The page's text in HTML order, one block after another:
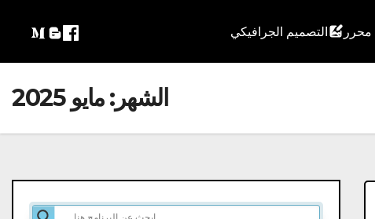
التصميم الجرافيكي
الشهر:مايو 2025